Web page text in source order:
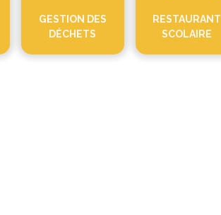
GESTION DES
DÉCHETS
RESTAURANT
SCOLAIRE